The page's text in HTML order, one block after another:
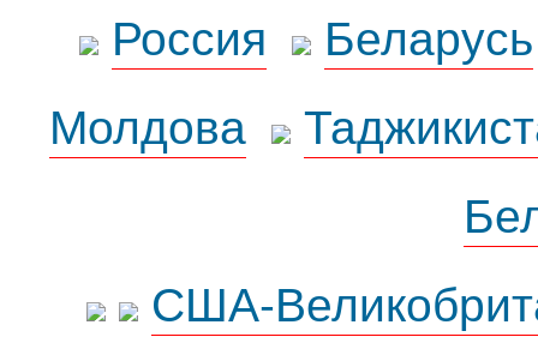
Россия
Беларусь
Молдова
США-